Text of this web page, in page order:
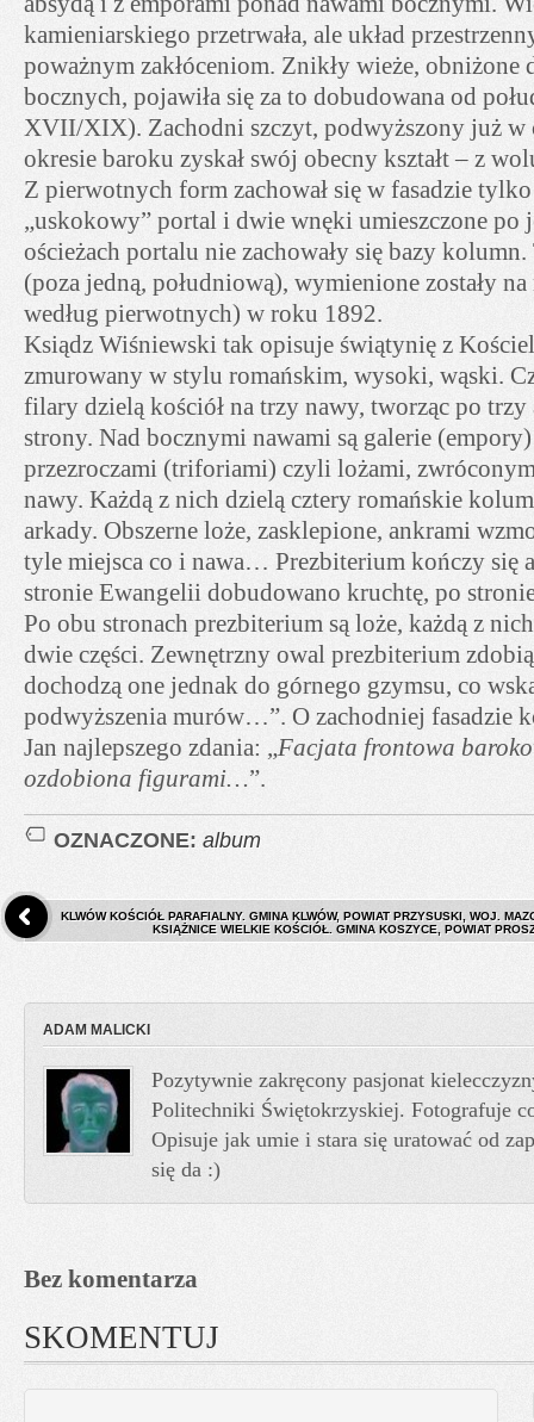
kamieniarskiego przetrwała, ale układ
poważnym zakłóceniom. Znikły wieże, obniżone
bocznych, pojawiła się za to dobudowana od
XVII/XIX). Zachodni szczyt, podwyższony już w
okresie baroku zyskał swój obecny kształt – z
Z pierwotnych form zachował się w fasadzie
„uskokowy” portal i dwie wnęki umieszczone po
ościeżach portalu nie zachowały się bazy
(poza jedną, południową), wymienione zostały
według pierwotnych) w roku 1892.
Ksiądz Wiśniewski tak opisuje świątynię z
zmurowany w stylu romańskim, wysoki, wąski.
filary dzielą kościół na trzy nawy, tworząc po trzy
strony. Nad bocznymi nawami są galerie
przezroczami (triforiami) czyli lożami,
nawy. Każdą z nich dzielą cztery romańskie
arkady. Obszerne loże, zasklepione, ankrami
tyle miejsca co i nawa… Prezbiterium kończy się
stronie Ewangelii dobudowano kruchtę, po
Po obu stronach prezbiterium są loże, każdą z
dwie części. Zewnętrzny owal prezbiterium
dochodzą one jednak do górnego gzymsu, co
podwyższenia murów…”. O zachodniej fasadzie
Jan najlepszego zdania: „Facjata frontowa
ozdobiona figurami…”.
OZNACZONE: album
KLWÓW KOŚCIÓŁ PARAFIALNY. GMINA KLWÓW, POWIAT PRZYSUSKI, WOJ.
KSIĄŻNICE WIELKIE KOŚCIÓŁ. GMINA KOSZYCE, POWIAT
ADAM MALICKI
Pozytywnie zakręcony pasjonat
Politechniki Świętokrzyskiej. Fotografuje
Opisuje jak umie i stara się uratować od
się da :)
Bez komentarza
SKOMENTUJ